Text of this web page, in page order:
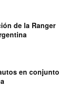
de la Ranger
en conjunto